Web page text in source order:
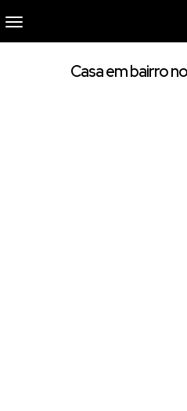
Casa em bairro